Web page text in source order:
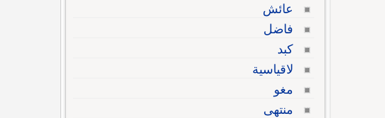
عائش
فاضل
كبد
لاقياسية
مغو
منتهى